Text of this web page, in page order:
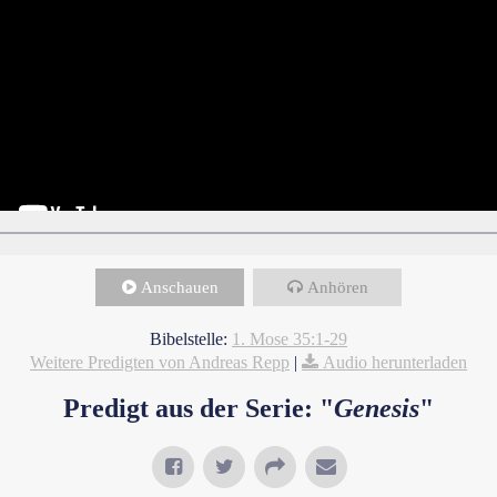
Anschauen Anhören
Bibelstelle: 1. Mose 35:1-29
Weitere Predigten von Andreas Repp | Audio herunterladen
Predigt aus der Serie: "Genesis"